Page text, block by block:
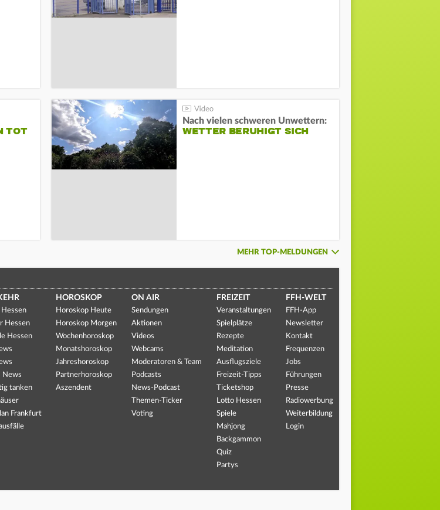
TOT
Nach vielen schweren Unwettern:
WETTER BERUHIGT SICH
MEHR TOP-MELDUNGEN
Hessen
Hessen
Hessen
News
tanken
Frankfurt
HOROSKOP
Horoskop Heute
Horoskop Morgen
Wochenhoroskop
Monatshoroskop
Jahreshoroskop
Partnerhoroskop
Aszendent
ON AIR
Sendungen
Aktionen
Videos
Webcams
Moderatoren & Team
Podcasts
News-Podcast
Themen-Ticker
Voting
FREIZEIT
Veranstaltungen
Spielplätze
Rezepte
Meditation
Ausflugsziele
Freizeit-Tipps
Ticketshop
Lotto Hessen
Spiele
Mahjong
Backgammon
Quiz
Partys
FFH-WELT
FFH-App
Newsletter
Kontakt
Frequenzen
Jobs
Führungen
Presse
Radiowerbung
Weiterbildung
Login